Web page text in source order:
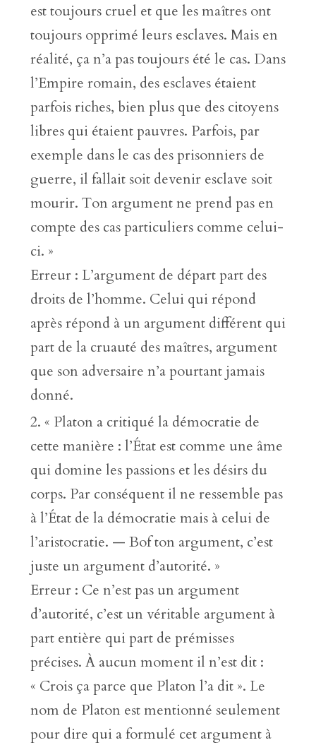
est toujours cruel et que les maîtres ont
toujours opprimé leurs esclaves. Mais en
réalité, ça n’a pas toujours été le cas. Dans
l’Empire romain, des esclaves étaient
parfois riches, bien plus que des citoyens
libres qui étaient pauvres. Parfois, par
exemple dans le cas des prisonniers de
guerre, il fallait soit devenir esclave soit
mourir. Ton argument ne prend pas en
compte des cas particuliers comme celui-
ci. »
Erreur : L’argument de départ part des
droits de l’homme. Celui qui répond
après répond à un argument différent qui
part de la cruauté des maîtres, argument
que son adversaire n’a pourtant jamais
donné.
« Platon a critiqué la démocratie de
cette manière : l’État est comme une âme
qui domine les passions et les désirs du
corps. Par conséquent il ne ressemble pas
à l’État de la démocratie mais à celui de
l’aristocratie. — Bof ton argument, c’est
juste un argument d’autorité. »
Erreur : Ce n’est pas un argument
d’autorité, c’est un véritable argument à
part entière qui part de prémisses
précises. À aucun moment il n’est dit :
« Crois ça parce que Platon l’a dit ». Le
nom de Platon est mentionné seulement
pour dire qui a formulé cet argument à